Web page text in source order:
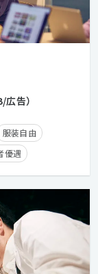
告）
服装自由
優遇